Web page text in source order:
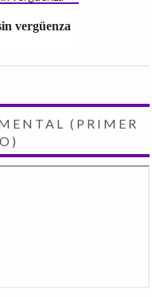
vergüenza
(PRIMER